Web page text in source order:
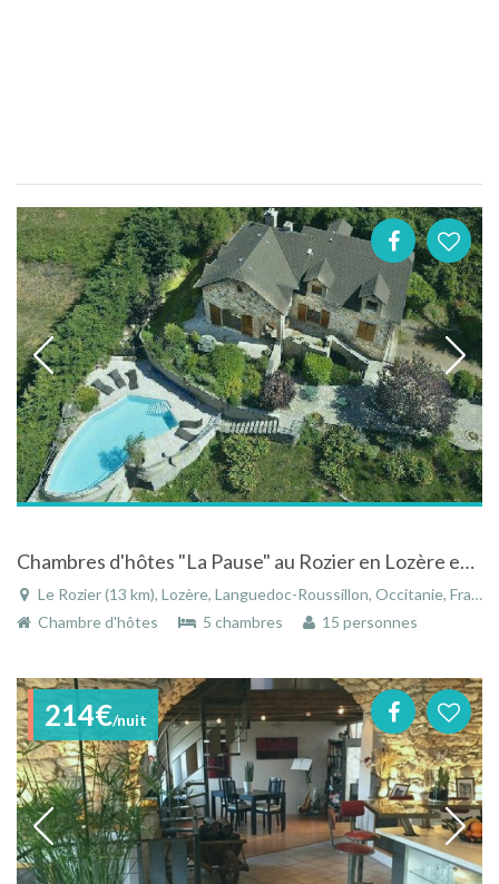
Chambres d'hôtes "La Pause" au Rozier en Lozère en Languedoc-Roussillon
Le Rozier (13 km), Lozère, Languedoc-Roussillon, Occitanie, France
Chambre d'hôtes
5 chambres 15 personnes
214€/nuit